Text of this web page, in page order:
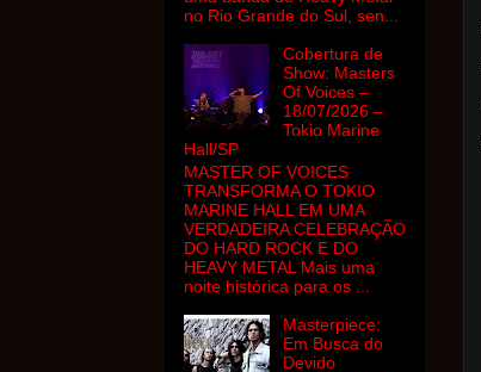
no Rio Grande do Sul, sen...
Cobertura de
Show: Masters
Of Voices –
18/07/2026 –
Tokio Marine
Hall/SP
MASTER OF VOICES
TRANSFORMA O TOKIO
MARINE HALL EM UMA
VERDADEIRA CELEBRAÇÃO
DO HARD ROCK E DO
HEAVY METAL Mais uma
noite histórica para os ...
Masterpiece:
Em Busca do
Devido